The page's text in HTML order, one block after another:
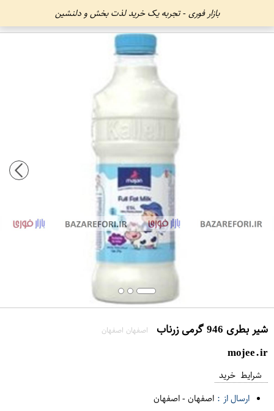
بازار فوری - تجربه یک خرید لذت بخش و دلنشین
شیر بطری 946 گرمی زرناب اصفهان اصفهان
mojee.ir
شرایط خرید
ارسال از : اصفهان-اصفهان